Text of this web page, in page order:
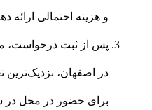
و هزینه احتمالی ارائه
پس از ثبت درخواست،
در اصفهان، نزدیک‌ترین
برای حضور در محل در